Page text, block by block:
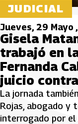
JUDICIAL
Jueves, 29 Mayo
Gisela
trabajó en
Fernanda
juicio
La jornada
Rojas, abogado y
interrogado por el